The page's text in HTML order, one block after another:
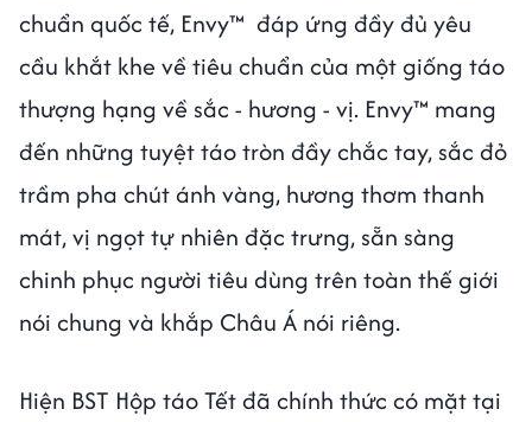
chuẩn quốc tế, Envy™ đáp ứng đầy đủ yêu
cầu khắt khe về tiêu chuẩn của một giống táo
thượng hạng về sắc - hương - vị. Envy™ mang
đến những tuyệt táo tròn đầy chắc tay, sắc đỏ
trầm pha chút ánh vàng, hương thơm thanh
mát, vị ngọt tự nhiên đặc trưng, sẵn sàng
chinh phục người tiêu dùng trên toàn thế giới
nói chung và khắp Châu Á nói riêng.
Hiện BST Hộp táo Tết đã chính thức có mặt tại